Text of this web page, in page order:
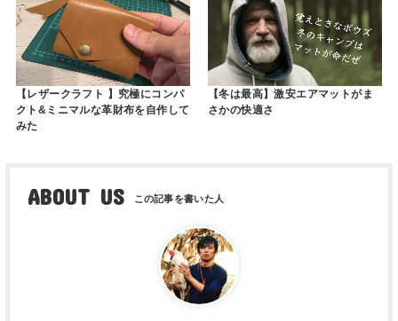
【レザークラフト 】究極にコンパ
クト&ミニマルな革財布を自作して
みた
【冬は最高】激安エアマットがま
さかの快適さ
ABOUT US